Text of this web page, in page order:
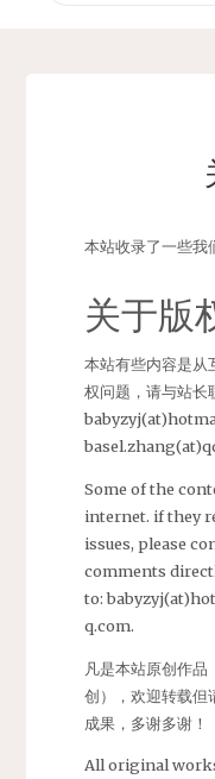
本站收录了一些我
关于版
本站有些内容是从
权问题，请与站长
Some of the
internet. if they
issues, please
comments
to:
q.com.
凡是本站原创作
创），欢迎转载但
成果，多谢多谢！
All original